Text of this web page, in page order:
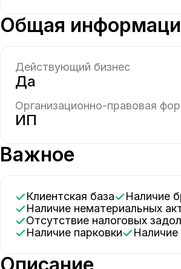
Общая
Действующий бизнес
Да
Организационно-правовая
ИП
Важное
Клиентская база Наличие
Наличие нематериальных
Отсутствие налоговых
Наличие парковки